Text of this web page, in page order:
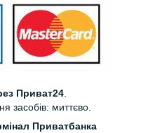
Приват24.
засобів: миттєво.
Приватбанка